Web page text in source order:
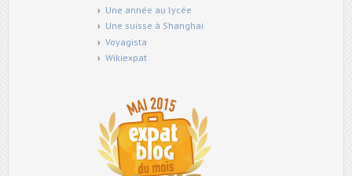
Une année au lycée
Une suisse à Shanghai
Voyagista
Wikiexpat